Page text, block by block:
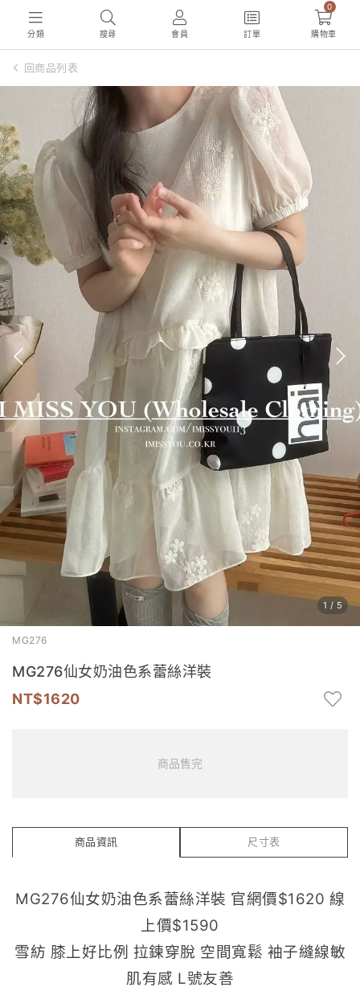
分類 搜尋 會員 訂單
0
購物車
回商品列表
1 / 5
MG276
MG276仙女奶油色系蕾絲洋裝
1620
商品售完
商品資訊 尺寸表
MG276仙女奶油色系蕾絲洋裝 官網價$1620 線
上價$1590
雪紡 膝上好比例 拉鍊穿脫 空間寬鬆 袖子縫線敏
肌有感 L號友善